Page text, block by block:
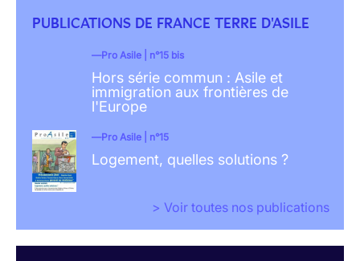
PUBLICATIONS DE FRANCE TERRE D'ASILE
Pro Asile | n°15 bis
Hors série commun : Asile et
immigration aux frontières de
l'Europe
Pro Asile | n°15
Logement, quelles solutions ?
> Voir toutes nos publications